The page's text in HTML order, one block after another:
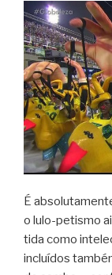
É
o lulo-petismo
tida como
incluídos